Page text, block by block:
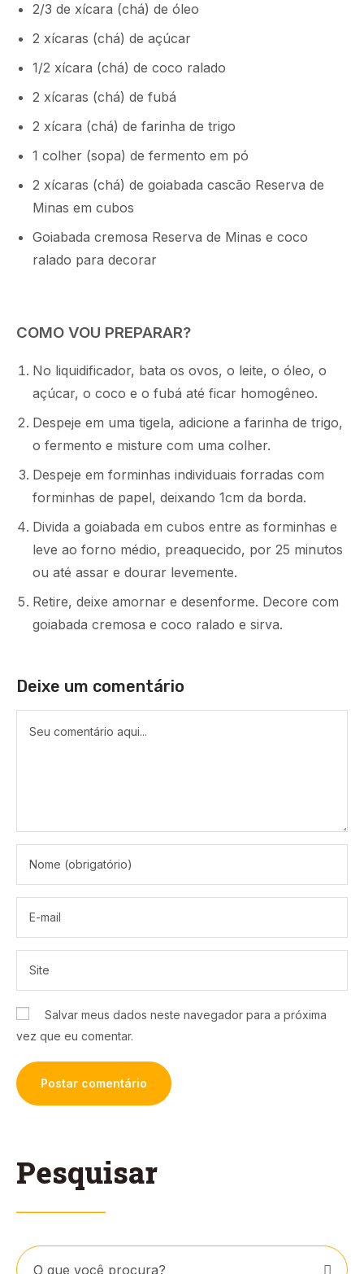
Pesquisar
2/3 de xícara (chá) de óleo
2 xícaras (chá) de açúcar
1/2 xícara (chá) de coco ralado
2 xícaras (chá) de fubá
2 xícara (chá) de farinha de trigo
1 colher (sopa) de fermento em pó
2 xícaras (chá) de goiabada cascão Reserva de
Minas em cubos
Goiabada cremosa Reserva de Minas e coco
ralado para decorar
COMO VOU PREPARAR?
No liquidificador, bata os ovos, o leite, o óleo, o
açúcar, o coco e o fubá até ficar homogêneo.
Despeje em uma tigela, adicione a farinha de trigo,
o fermento e misture com uma colher.
Despeje em forminhas individuais forradas com
forminhas de papel, deixando 1cm da borda.
Divida a goiabada em cubos entre as forminhas e
leve ao forno médio, preaquecido, por 25 minutos
ou até assar e dourar levemente.
Retire, deixe amornar e desenforme. Decore com
goiabada cremosa e coco ralado e sirva.
Deixe um comentário
Salvar meus dados neste navegador para a próxima
vez que eu comentar.